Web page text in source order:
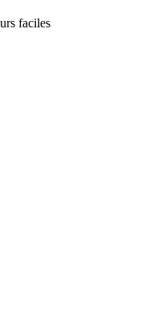
faciles